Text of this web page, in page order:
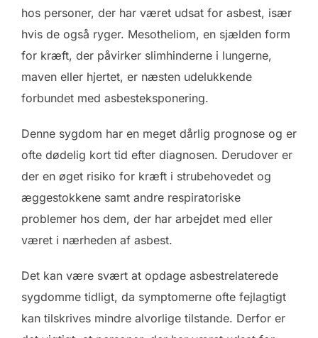
hos personer, der har været udsat for asbest, især
hvis de også ryger. Mesotheliom, en sjælden form
for kræft, der påvirker slimhinderne i lungerne,
maven eller hjertet, er næsten udelukkende
forbundet med asbesteksponering.
Denne sygdom har en meget dårlig prognose og er
ofte dødelig kort tid efter diagnosen. Derudover er
der en øget risiko for kræft i strubehovedet og
æggestokkene samt andre respiratoriske
problemer hos dem, der har arbejdet med eller
været i nærheden af asbest.
Det kan være svært at opdage asbestrelaterede
sygdomme tidligt, da symptomerne ofte fejlagtigt
kan tilskrives mindre alvorlige tilstande. Derfor er